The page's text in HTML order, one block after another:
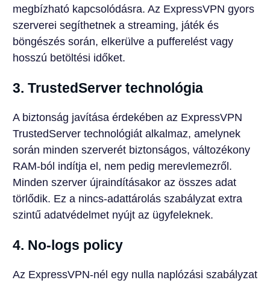
megbízható kapcsolódásra. Az ExpressVPN gyors
szerverei segíthetnek a streaming, játék és
böngészés során, elkerülve a pufferelést vagy
hosszú betöltési időket.
3. TrustedServer technológia
A biztonság javítása érdekében az ExpressVPN
TrustedServer technológiát alkalmaz, amelynek
során minden szerverét biztonságos, változékony
RAM-ból indítja el, nem pedig merevlemezről.
Minden szerver újraindításakor az összes adat
törlődik. Ez a nincs-adattárolás szabályzat extra
szintű adatvédelmet nyújt az ügyfeleknek.
4. No-logs policy
Az ExpressVPN-nél egy nulla naplózási szabályzat